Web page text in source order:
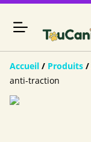
Accueil / Produits /
anti-traction